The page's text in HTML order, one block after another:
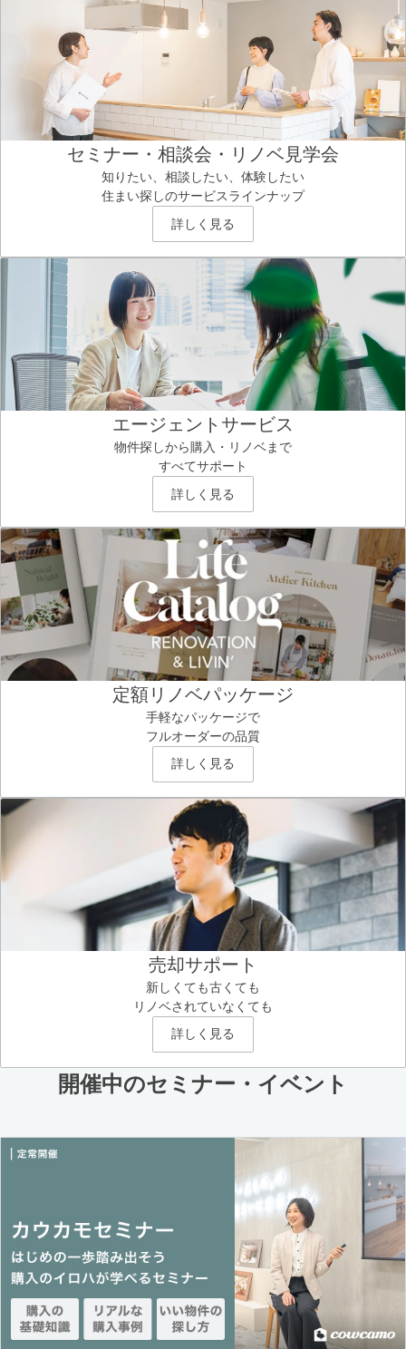
セミナー・相談会・リノベ見学会
知りたい、相談したい、体験したい
住まい探しのサービスラインナップ
詳しく見る
エージェントサービス
物件探しから購入・リノベまで
すべてサポート
詳しく見る
定額リノベパッケージ
手軽なパッケージで
フルオーダーの品質
詳しく見る
売却サポート
新しくても古くても
リノベされていなくても
詳しく見る
開催中のセミナー・イベント